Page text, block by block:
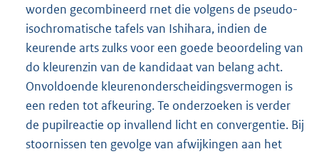
worden gecombineerd rnet die volgens de pseudo-
isochromatische tafels van Ishihara, indien de
keurende arts zulks voor een goede beoordeling van
do kleurenzin van de kandidaat van belang acht.
Onvoldoende kleurenonderscheidingsvermogen is
een reden tot afkeuring. Te onderzoeken is verder
de pupilreactie op invallend licht en convergentie. Bij
stoornissen ten gevolge van afwijkingen aan het